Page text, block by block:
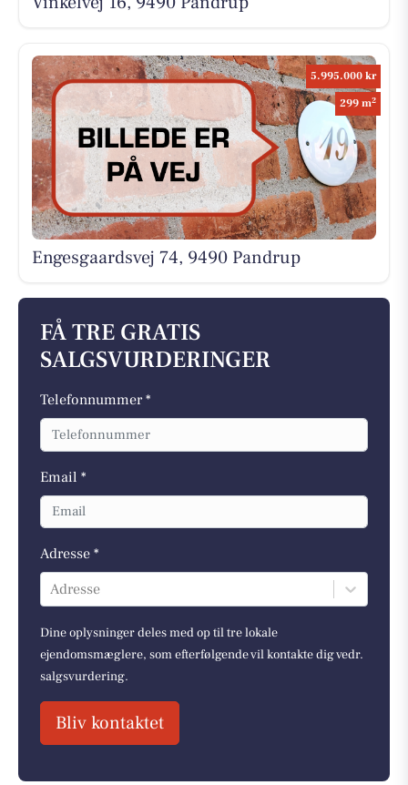
5.995.000 kr
299 m2
Engesgaardsvej 74, 9490 Pandrup
FÅ TRE GRATIS
SALGSVURDERINGER
Telefonnummer *
Email *
Adresse *
Adresse
Dine oplysninger deles med op til tre lokale
ejendomsmæglere, som efterfølgende vil kontakte dig vedr.
salgsvurdering.
Bliv kontaktet